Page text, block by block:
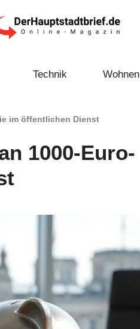
Technik Wohnen
im öffentlichen Dienst
1000-Euro-